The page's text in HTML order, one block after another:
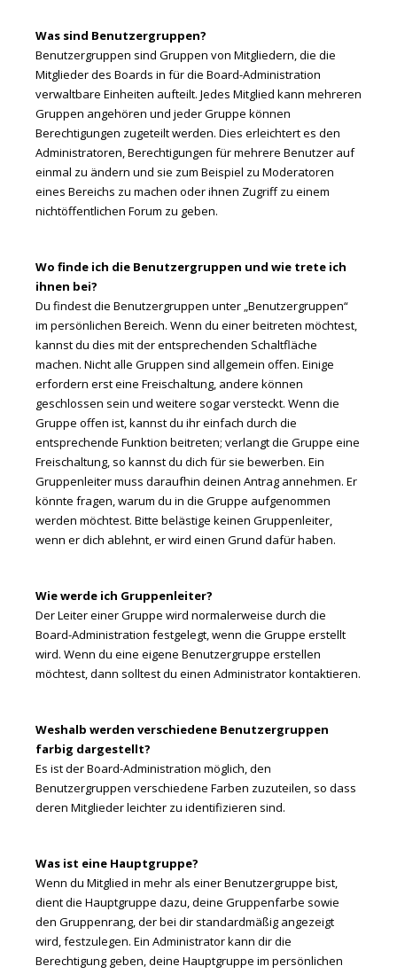
Was sind Benutzergruppen?
Benutzergruppen sind Gruppen von Mitgliedern, die die
Mitglieder des Boards in für die Board-Administration
verwaltbare Einheiten aufteilt. Jedes Mitglied kann mehreren
Gruppen angehören und jeder Gruppe können
Berechtigungen zugeteilt werden. Dies erleichtert es den
Administratoren, Berechtigungen für mehrere Benutzer auf
einmal zu ändern und sie zum Beispiel zu Moderatoren
eines Bereichs zu machen oder ihnen Zugriff zu einem
nichtöffentlichen Forum zu geben.
Wo finde ich die Benutzergruppen und wie trete ich
ihnen bei?
Du findest die Benutzergruppen unter „Benutzergruppen“
im persönlichen Bereich. Wenn du einer beitreten möchtest,
kannst du dies mit der entsprechenden Schaltfläche
machen. Nicht alle Gruppen sind allgemein offen. Einige
erfordern erst eine Freischaltung, andere können
geschlossen sein und weitere sogar versteckt. Wenn die
Gruppe offen ist, kannst du ihr einfach durch die
entsprechende Funktion beitreten; verlangt die Gruppe eine
Freischaltung, so kannst du dich für sie bewerben. Ein
Gruppenleiter muss daraufhin deinen Antrag annehmen. Er
könnte fragen, warum du in die Gruppe aufgenommen
werden möchtest. Bitte belästige keinen Gruppenleiter,
wenn er dich ablehnt, er wird einen Grund dafür haben.
Wie werde ich Gruppenleiter?
Der Leiter einer Gruppe wird normalerweise durch die
Board-Administration festgelegt, wenn die Gruppe erstellt
wird. Wenn du eine eigene Benutzergruppe erstellen
möchtest, dann solltest du einen Administrator kontaktieren.
Weshalb werden verschiedene Benutzergruppen
farbig dargestellt?
Es ist der Board-Administration möglich, den
Benutzergruppen verschiedene Farben zuzuteilen, so dass
deren Mitglieder leichter zu identifizieren sind.
Was ist eine Hauptgruppe?
Wenn du Mitglied in mehr als einer Benutzergruppe bist,
dient die Hauptgruppe dazu, deine Gruppenfarbe sowie
den Gruppenrang, der bei dir standardmäßig angezeigt
wird, festzulegen. Ein Administrator kann dir die
Berechtigung geben, deine Hauptgruppe im persönlichen